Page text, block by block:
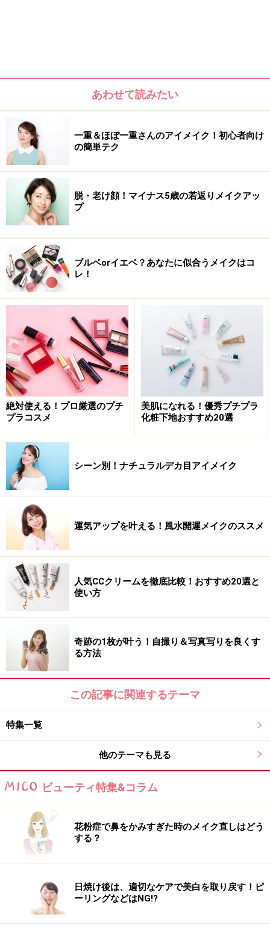
あわせて読みたい
一重＆ほぼ一重さんのアイメイク！初心者向け
の簡単テク
脱・老け顔！マイナス5歳の若返りメイクアッ
プ
ブルベorイエベ？あなたに似合うメイクはコ
レ！
絶対使える！プロ厳選のプチ
プラコスメ
美肌になれる！優秀プチプラ
化粧下地おすすめ20選
シーン別！ナチュラルデカ目アイメイク
運気アップを叶える！風水開運メイクのススメ
人気CCクリームを徹底比較！おすすめ20選と
使い方
奇跡の1枚が叶う！自撮り＆写真写りを良くす
る方法
この記事に関連するテーマ
特集一覧
他のテーマも見る
ビューティ特集&コラム
花粉症で鼻をかみすぎた時のメイク直しはどう
する？
日焼け後は、適切なケアで美白を取り戻す！ピ
ーリングなどはNG!?